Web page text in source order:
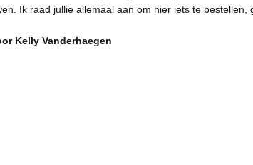
Ik raad jullie allemaal aan om hier iets te bestellen,
Kelly Vanderhaegen